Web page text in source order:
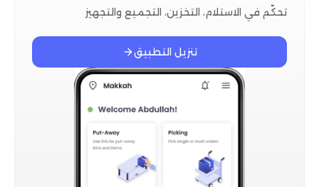
تحكّم في الاستلام، التخزين، التجميع والتجهيز
تنزيل التطبيق